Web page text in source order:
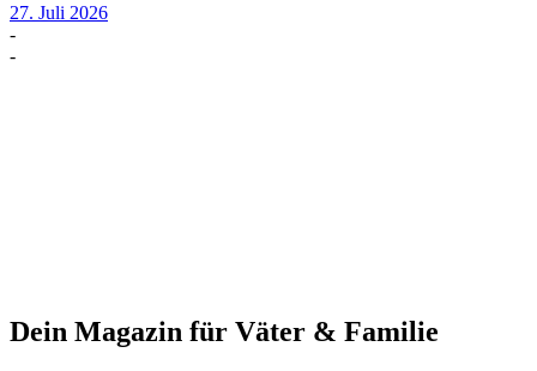
27. Juli 2026
-
-
Dein Magazin für Väter & Familie